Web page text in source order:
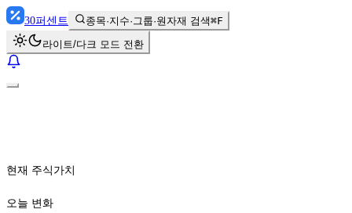
30퍼센트 종목·지수·그룹·원자재 검색⌘F
라이트/다크 모드 전환
현재 주식가치
오늘 변화